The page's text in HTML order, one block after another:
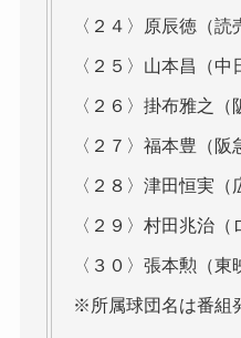
〈２４〉原辰徳（読
〈２５〉山本昌（中
〈２６〉掛布雅之（
〈２７〉福本豊（阪
〈２８〉津田恒実（
〈２９〉村田兆治（
〈３０〉張本勲（東
※所属球団名は番組